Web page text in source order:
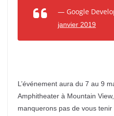
— Google
janvier 2019
L’événement aura du 7 au 9
Amphitheater à Mountain
manquerons pas de vous